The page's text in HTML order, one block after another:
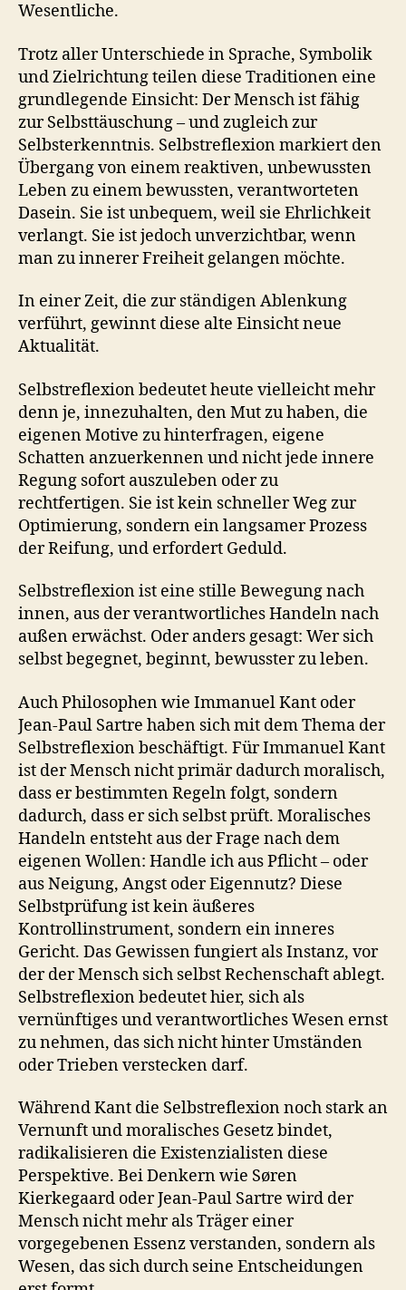
Wesentliche.
Trotz aller Unterschiede in Sprache, Symbolik
und Zielrichtung teilen diese Traditionen eine
grundlegende Einsicht: Der Mensch ist fähig
zur Selbsttäuschung – und zugleich zur
Selbsterkenntnis. Selbstreflexion markiert den
Übergang von einem reaktiven, unbewussten
Leben zu einem bewussten, verantworteten
Dasein. Sie ist unbequem, weil sie Ehrlichkeit
verlangt. Sie ist jedoch unverzichtbar, wenn
man zu innerer Freiheit gelangen möchte.
In einer Zeit, die zur ständigen Ablenkung
verführt, gewinnt diese alte Einsicht neue
Aktualität.
Selbstreflexion bedeutet heute vielleicht mehr
denn je, innezuhalten, den Mut zu haben, die
eigenen Motive zu hinterfragen, eigene
Schatten anzuerkennen und nicht jede innere
Regung sofort auszuleben oder zu
rechtfertigen. Sie ist kein schneller Weg zur
Optimierung, sondern ein langsamer Prozess
der Reifung, und erfordert Geduld.
Selbstreflexion ist eine stille Bewegung nach
innen, aus der verantwortliches Handeln nach
außen erwächst. Oder anders gesagt: Wer sich
selbst begegnet, beginnt, bewusster zu leben.
Auch Philosophen wie Immanuel Kant oder
Jean-Paul Sartre haben sich mit dem Thema der
Selbstreflexion beschäftigt. Für Immanuel Kant
ist der Mensch nicht primär dadurch moralisch,
dass er bestimmten Regeln folgt, sondern
dadurch, dass er sich selbst prüft. Moralisches
Handeln entsteht aus der Frage nach dem
eigenen Wollen: Handle ich aus Pflicht – oder
aus Neigung, Angst oder Eigennutz? Diese
Selbstprüfung ist kein äußeres
Kontrollinstrument, sondern ein inneres
Gericht. Das Gewissen fungiert als Instanz, vor
der der Mensch sich selbst Rechenschaft ablegt.
Selbstreflexion bedeutet hier, sich als
vernünftiges und verantwortliches Wesen ernst
zu nehmen, das sich nicht hinter Umständen
oder Trieben verstecken darf.
Während Kant die Selbstreflexion noch stark an
Vernunft und moralisches Gesetz bindet,
radikalisieren die Existenzialisten diese
Perspektive. Bei Denkern wie Søren
Kierkegaard oder Jean-Paul Sartre wird der
Mensch nicht mehr als Träger einer
vorgegebenen Essenz verstanden, sondern als
Wesen, das sich durch seine Entscheidungen